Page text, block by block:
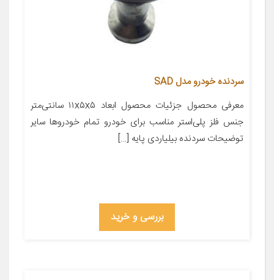
سردنده خودرو مدل SAD
معرفی محصول جزئیات محصول ابعاد ۱۱x۵x۵ سانتی‌متر
جنس فلز پلی‌استر مناسب برای خودرو تمام خودروها سایر
توضیحات سردنده بیلیاردی پایه […]
بررسی و خرید